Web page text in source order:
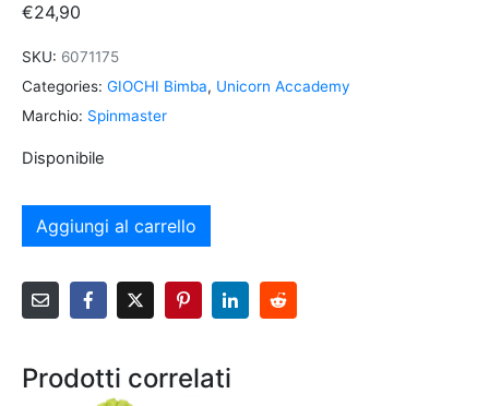
€24,90
SKU: 6071175
Categories: GIOCHI Bimba, Unicorn Accademy
Marchio: Spinmaster
Disponibile
Aggiungi al carrello
Prodotti correlati